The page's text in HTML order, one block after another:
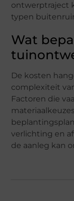
ontwerptraject
typen
Wat
De kosten
complexiteit
Factoren die
verlichting en
de aanleg kan